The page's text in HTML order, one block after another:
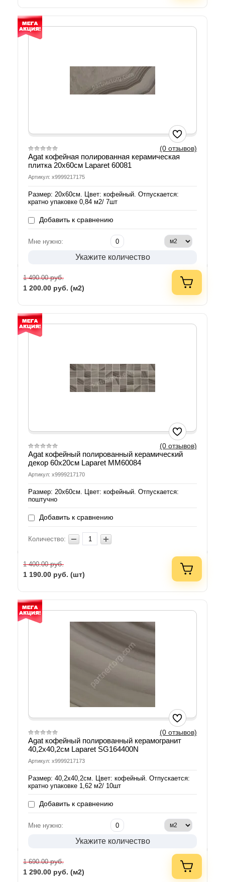
(0 отзывов)
Agat кофейная полированная керамическая
плитка 20х60см Laparet 60081
Артикул: х9999217175
Размер: 20х60см. Цвет: кофейный. Отпускается:
кратно упаковке 0,84 м2/ 7шт
Добавить к сравнению
Мне нужно:
Укажите количество
1 490.00руб.
1 200.00 руб. (м2)
(0 отзывов)
Agat кофейный полированный керамический
декор 60х20см Laparet MM60084
Артикул: х9999217170
Размер: 20х60см. Цвет: кофейный. Отпускается:
поштучно
Добавить к сравнению
Количество:
1 400.00руб.
1 190.00 руб. (шт)
(0 отзывов)
Agat кофейный полированный керамогранит
40,2х40,2см Laparet SG164400N
Артикул: х9999217173
Размер: 40,2х40,2см. Цвет: кофейный. Отпускается:
кратно упаковке 1,62 м2/ 10шт
Добавить к сравнению
Мне нужно:
Укажите количество
1 690.00руб.
1 290.00 руб. (м2)